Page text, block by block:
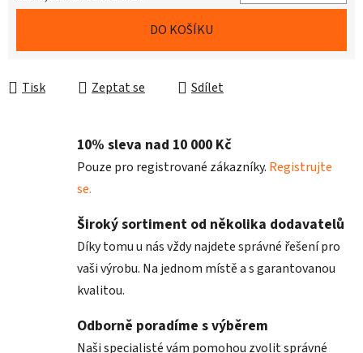
DO KOŠÍKU
Tisk Zeptat se Sdílet
10% sleva nad 10 000 Kč
Pouze pro registrované zákazníky. Registrujte
se.
Široký sortiment od několika dodavatelů
Díky tomu u nás vždy najdete správné řešení pro
vaši výrobu. Na jednom místě a s garantovanou
kvalitou.
Odborně poradíme s výběrem
Naši specialisté vám pomohou zvolit správné